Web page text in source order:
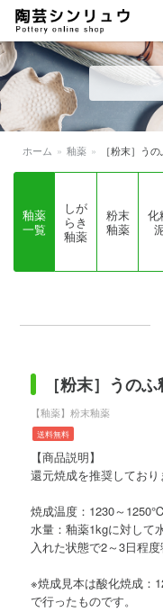
陶芸用品の通販サイト
| 陶芸シンリュウ
ホーム » 釉薬 » ［粉末］う
釉薬
一覧
しが
らき
釉薬
粉末
釉薬
化
［粉末］うの
【釉薬】粉末釉薬
送料無料
【商品説明】
還元焼成を推奨しており
焼成温度：1230～1250℃
水量：釉薬1kgに対して
入れた状態で2～3日程
※焼成見本は酸化焼成
で行ったものです。